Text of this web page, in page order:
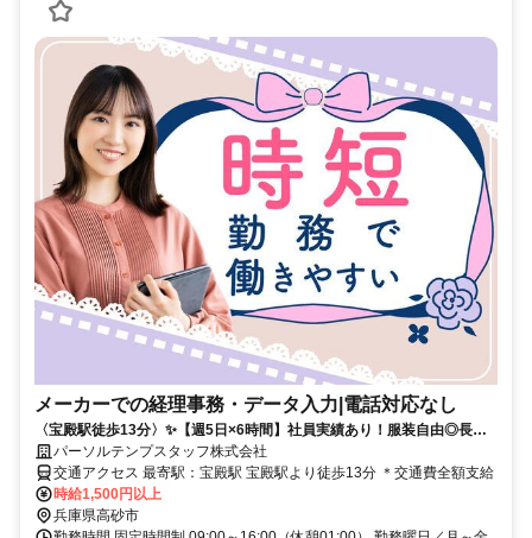
メーカーでの経理事務・データ入力|電話対応なし
〈宝殿駅徒歩13分〉✨️【週5日×6時間】社員実績あり！服装自由◎長期
★経理事務♪
パーソルテンプスタッフ株式会社
交通アクセス 最寄駅：宝殿駅 宝殿駅より徒歩13分 ＊交通費全額支給
時給1,500円以上
兵庫県高砂市